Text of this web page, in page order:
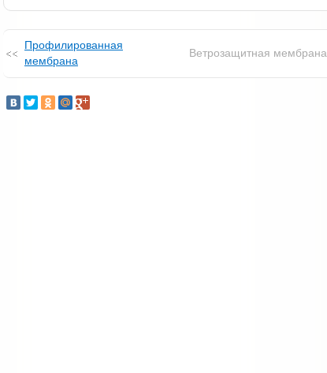
Профилированная
мембрана
Ветрозащитная мембрана